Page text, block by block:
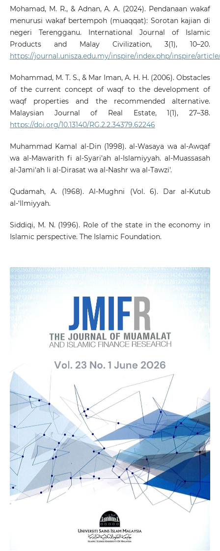
Mohamad, M. R., & Adnan, A. A. (2024). Pendanaan wakaf
menurusi wakaf bertempoh (muaqqat): Sorotan kajian di
negeri Terengganu. International Journal of Islamic
Products and Malay Civilization, 3(1), 10–20.
https://journal.unisza.edu.my/inspire/index.php/inspire/
Mohammad, M. T. S., & Mar Iman, A. H. H. (2006). Obstacles
of the current concept of waqf to the development of
waqf properties and the recommended alternative.
Malaysian Journal of Real Estate, 1(1), 27–38.
https://doi.org/10.13140/RG.2.2.34379.62246
Muhammad Kamal al-Din (1998). al-Wasaya wa al-Awqaf
wa al-Mawarith fi al-Syari'ah al-Islamiyyah. al-Muassasah
al-Jami'ah li al-Dirasat wa al-Nashr wa al-Tawzi'.
Qudamah, A. (1968). Al-Mughni (Vol. 6). Dar al-Kutub
al-‘Ilmiyyah.
Siddiqi, M. N. (1996). Role of the state in the economy in
Islamic perspective. The Islamic Foundation.